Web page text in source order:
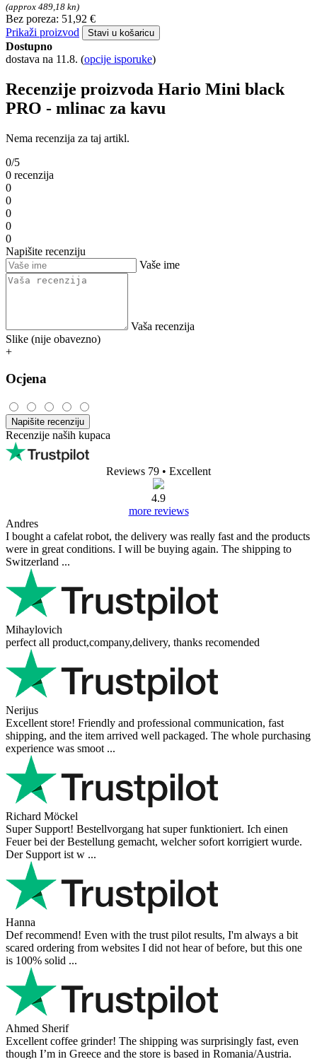
(approx 489,18 kn)
Bez poreza: 51,92 €
Prikaži proizvod
Stavi u košaricu
Dostupno
dostava na 11.8. (opcije isporuke)
Recenzije proizvoda Hario Mini black
PRO - mlinac za kavu
Nema recenzija za taj artikl.
0/5
0 recenzija
0
0
0
0
0
Napišite recenziju
Vaše ime
Vaša recenzija
Slike (nije obavezno)
+
Ocjena
Napišite recenziju
Recenzije naših kupaca
Reviews 79 • Excellent
4.9
more reviews
Andres
I bought a cafelat robot, the delivery was really fast and the products
were in great conditions. I will be buying again. The shipping to
Switzerland ...
Mihaylovich
perfect all product,company,delivery, thanks recomended
Nerijus
Excellent store! Friendly and professional communication, fast
shipping, and the item arrived well packaged. The whole purchasing
experience was smoot ...
Richard Möckel
Super Support! Bestellvorgang hat super funktioniert. Ich einen
Feuer bei der Bestellung gemacht, welcher sofort korrigiert wurde.
Der Support ist w ...
Hanna
Def recommend! Even with the trust pilot results, I'm always a bit
scared ordering from websites I did not hear of before, but this one
is 100% solid ...
Ahmed Sherif
Excellent coffee grinder! The shipping was surprisingly fast, even
though I’m in Greece and the store is based in Romania/Austria.